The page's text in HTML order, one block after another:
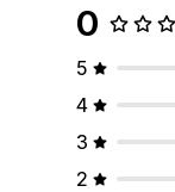
0
5
4
3
2